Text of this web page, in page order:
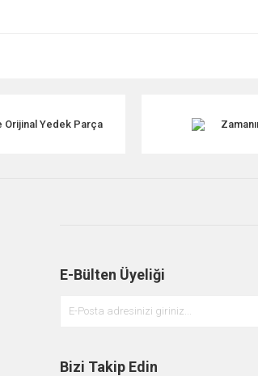
Orijinal Yedek Parça
E-Bülten Üyeliği
Bizi Takip Edin